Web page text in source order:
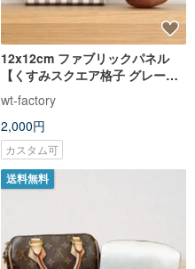
12x12cm ファブリックパネル
【くすみスクエア格子 グレージ
ュ】
wt-factory
2,000円
カスタム可
送料無料